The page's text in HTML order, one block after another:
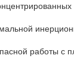
работы с